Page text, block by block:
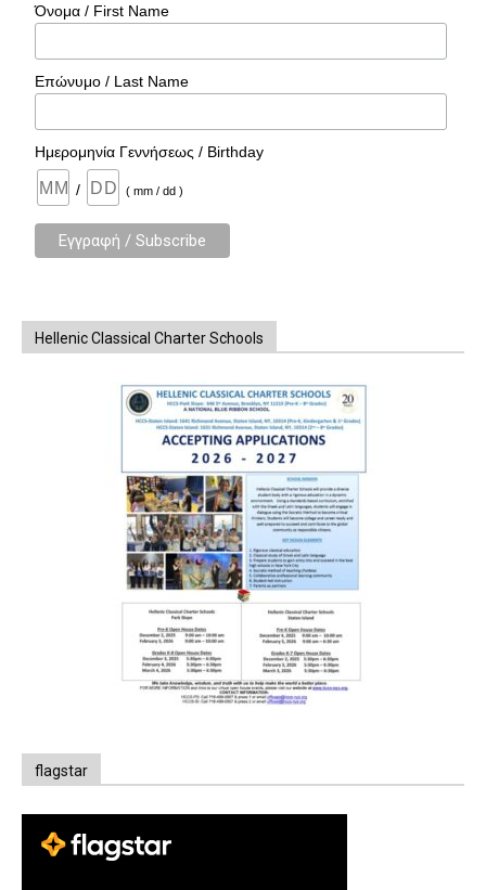
Όνομα / First Name
Επώνυμο / Last Name
Ημερομηνία Γεννήσεως / Birthday
/ ( mm / dd )
Hellenic Classical Charter Schools
flagstar